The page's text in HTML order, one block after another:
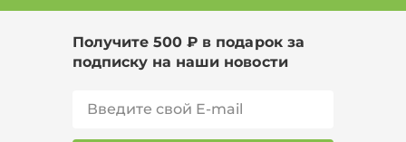
Получите 500 ₽ в подарок за
подписку на наши новости